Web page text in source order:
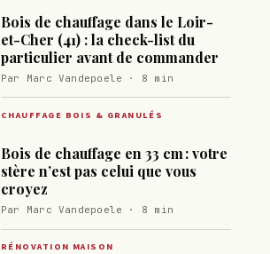
Bois de chauffage dans le Loir-
et-Cher (41) : la check-list du
particulier avant de commander
Par Marc Vandepoele · 8 min
CHAUFFAGE BOIS & GRANULÉS
Bois de chauffage en 33 cm : votre
stère n’est pas celui que vous
croyez
Par Marc Vandepoele · 8 min
RÉNOVATION MAISON